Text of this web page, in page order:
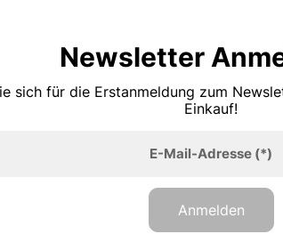
Newsletter
sich für die Erstanmeldung zum
Einkauf!
E-Mail-Adresse(*)
Anmelden